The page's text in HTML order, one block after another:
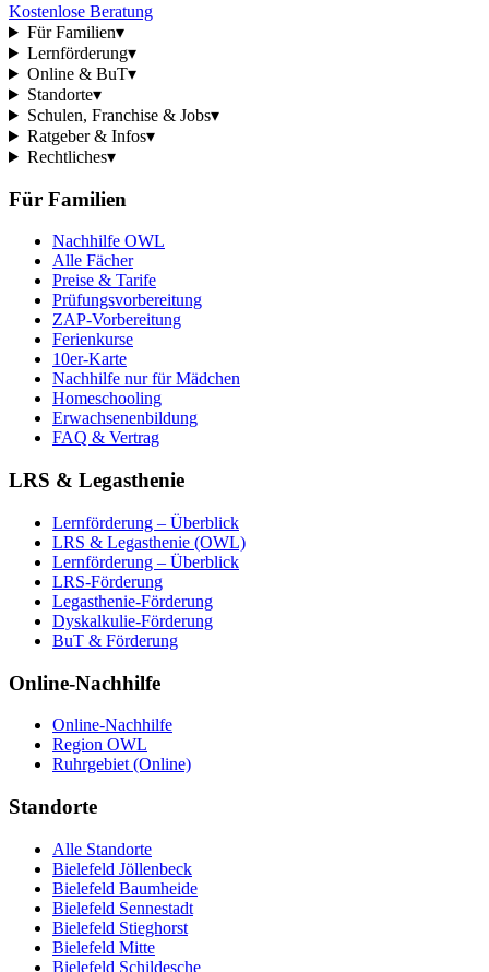
Kostenlose Beratung
Für Familien▾
Lernförderung▾
Online & BuT▾
Standorte▾
Schulen, Franchise & Jobs▾
Ratgeber & Infos▾
Rechtliches▾
Für Familien
Nachhilfe OWL
Alle Fächer
Preise & Tarife
Prüfungsvorbereitung
ZAP-Vorbereitung
Ferienkurse
10er-Karte
Nachhilfe nur für Mädchen
Homeschooling
Erwachsenenbildung
FAQ & Vertrag
LRS & Legasthenie
Lernförderung – Überblick
LRS & Legasthenie (OWL)
Lernförderung – Überblick
LRS-Förderung
Legasthenie-Förderung
Dyskalkulie-Förderung
BuT & Förderung
Online-Nachhilfe
Online-Nachhilfe
Region OWL
Ruhrgebiet (Online)
Standorte
Alle Standorte
Bielefeld Jöllenbeck
Bielefeld Baumheide
Bielefeld Sennestadt
Bielefeld Stieghorst
Bielefeld Mitte
Bielefeld Schildesche